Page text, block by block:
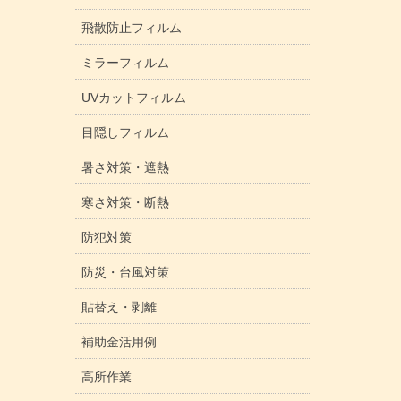
飛散防止フィルム
ミラーフィルム
UVカットフィルム
目隠しフィルム
暑さ対策・遮熱
寒さ対策・断熱
防犯対策
防災・台風対策
貼替え・剥離
補助金活用例
高所作業